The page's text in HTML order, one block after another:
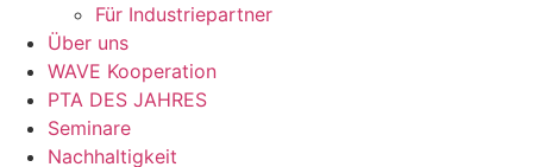
Für Industriepartner
Über uns
WAVE Kooperation
PTA DES JAHRES
Seminare
Nachhaltigkeit